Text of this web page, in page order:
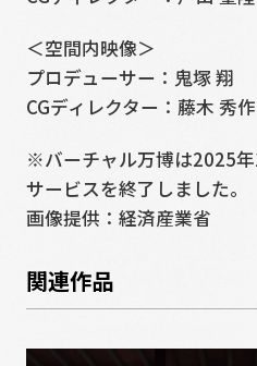
＜空間内映像＞
プロデューサー：鬼塚 翔
CGディレクター：藤木 秀作
※バーチャル万博は2025
サービスを終了しました。
画像提供：経済産業省
関連作品